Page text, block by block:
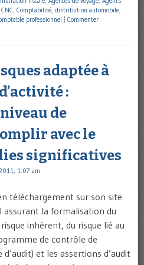
CNC Comptabilité distribution automobile
professionnel Commenter
adaptée à
:
de
avec le
significatives
1:07 am
téléchargement sur son site
assurant la formalisation du
inhérent, du risque lié au
de contrôle de
et les assertions d’audit